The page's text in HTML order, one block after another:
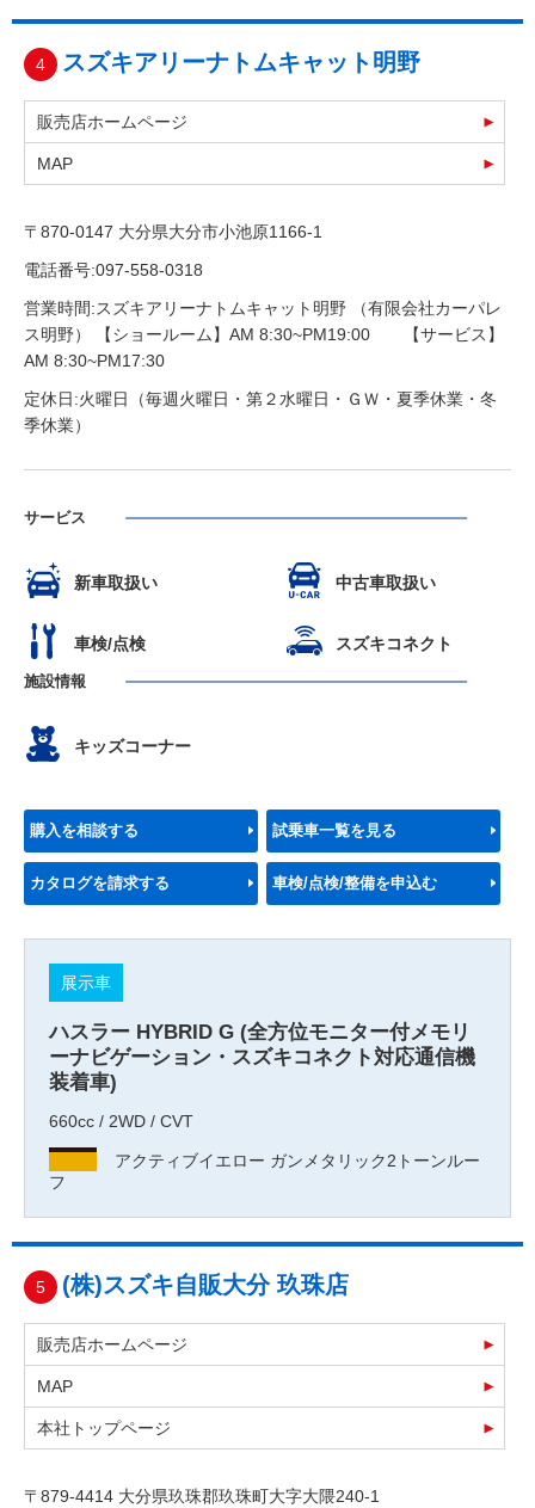
4 スズキアリーナトムキャット明野
販売店ホームページ
MAP
〒870-0147 大分県大分市小池原1166-1
電話番号:097-558-0318
営業時間:スズキアリーナトムキャット明野 （有限会社カーパレ
ス明野） 【ショールーム】AM 8:30~PM19:00 【サービス】
AM 8:30~PM17:30
定休日:火曜日（毎週火曜日・第２水曜日・ＧＷ・夏季休業・冬
季休業）
サービス
新車取扱い 中古車取扱い
車検/点検 スズキコネクト
施設情報
キッズコーナー
購入を相談する 試乗車一覧を見る
カタログを請求する 車検/点検/整備を申込む
展示車
ハスラー HYBRID G (全方位モニター付メモリ
ーナビゲーション・スズキコネクト対応通信機
装着車)
660cc / 2WD / CVT
アクティブイエロー ガンメタリック2トーンルー
フ
5 (株)スズキ自販大分 玖珠店
販売店ホームページ
MAP
本社トップページ
〒879-4414 大分県玖珠郡玖珠町大字大隈240-1